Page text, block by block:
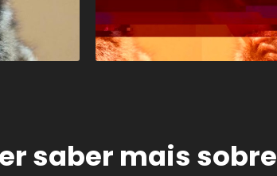
saber mais sobre